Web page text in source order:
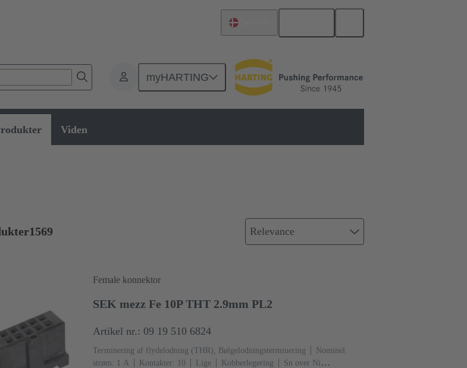
myHARTING
Viden
1569 Relevance
Female konnektor
SEK mezz Fe 10P THT 2.9mm PL2
Artikel nr.: 09 19 510 6824
Terminering af flydelodning (THR), Bølgelodningsterminering
Nominel
strøm: ‌1 A
Kontakter: 10 Lige Kobberlegering
Sn over Ni